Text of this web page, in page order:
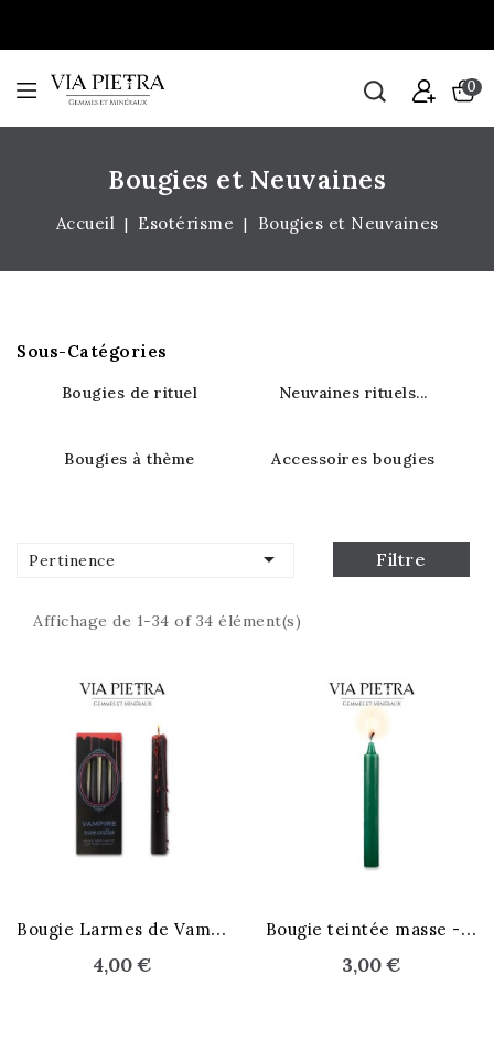
0
Bougies et Neuvaines
Accueil Esotérisme Bougies et Neuvaines
Sous-Catégories
Bougies de rituel Neuvaines rituels...
Bougies à thème Accessoires bougies
Pertinence  Filtre
Affichage de 1-34 of 34 élément(s)
B
ougie Larmes de Vampire
4,00 €
B
ougie teintée masse - vert
3,00 €